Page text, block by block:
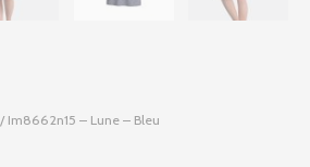
/ Im8662n15 – Lune – Bleu